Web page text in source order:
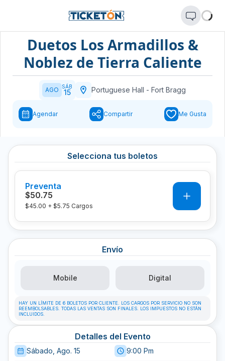
Duetos Los Armadillos &
Noblez de Tierra Caliente
AGO SÁB
15 Portuguese Hall - Fort Bragg
Agendar Compartir Me Gusta
Selecciona tus boletos
Preventa
$50.75
$45.00 + $5.75 Cargos
Envío
Mobile Digital
HAY UN LÍMITE DE 6 BOLETOS POR CLIENTE. LOS CARGOS POR SERVICIO NO SON
REEMBOLSABLES. TODAS LAS VENTAS SON FINALES. LOS IMPUESTOS NO ESTÁN
INCLUIDOS.
Detalles del Evento
Sábado, Ago. 15 9:00 Pm